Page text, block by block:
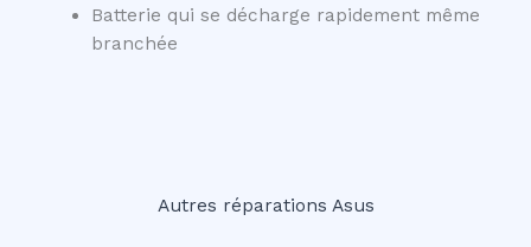
Batterie qui se décharge rapidement même
branchée
Autres réparations Asus